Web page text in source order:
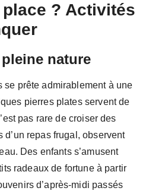
? Activités
nature
se prête admirablement à une
pierres plates servent de
pas rare de croiser des
d’un repas frugal, observent
Des enfants s’amusent
radeaux de fortune à partir
d’après-midi passés